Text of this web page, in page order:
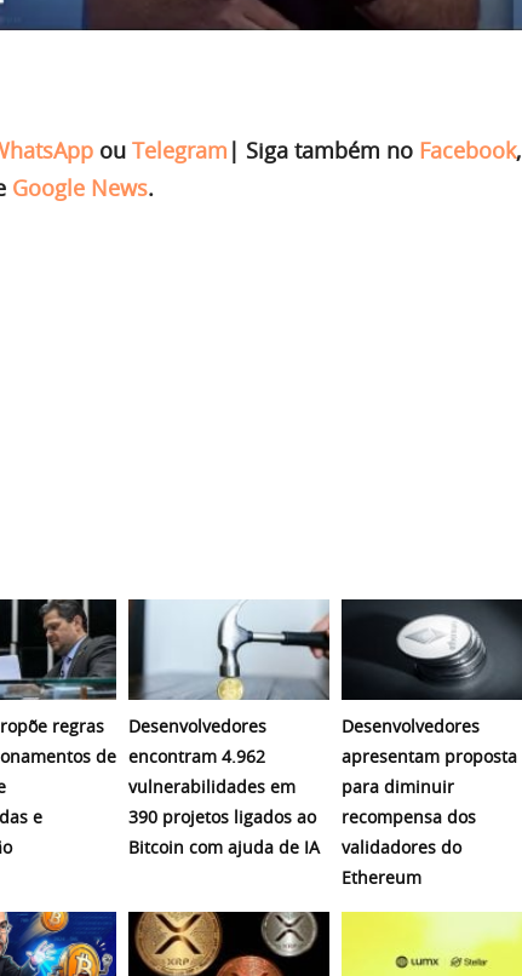
ou Telegram | Siga também no Facebook,
Google News.
regras
de
e
Desenvolvedores
encontram 4.962
vulnerabilidades em
390 projetos ligados ao
Bitcoin com ajuda de IA
Desenvolvedores
apresentam proposta
para diminuir
recompensa dos
validadores do
Ethereum